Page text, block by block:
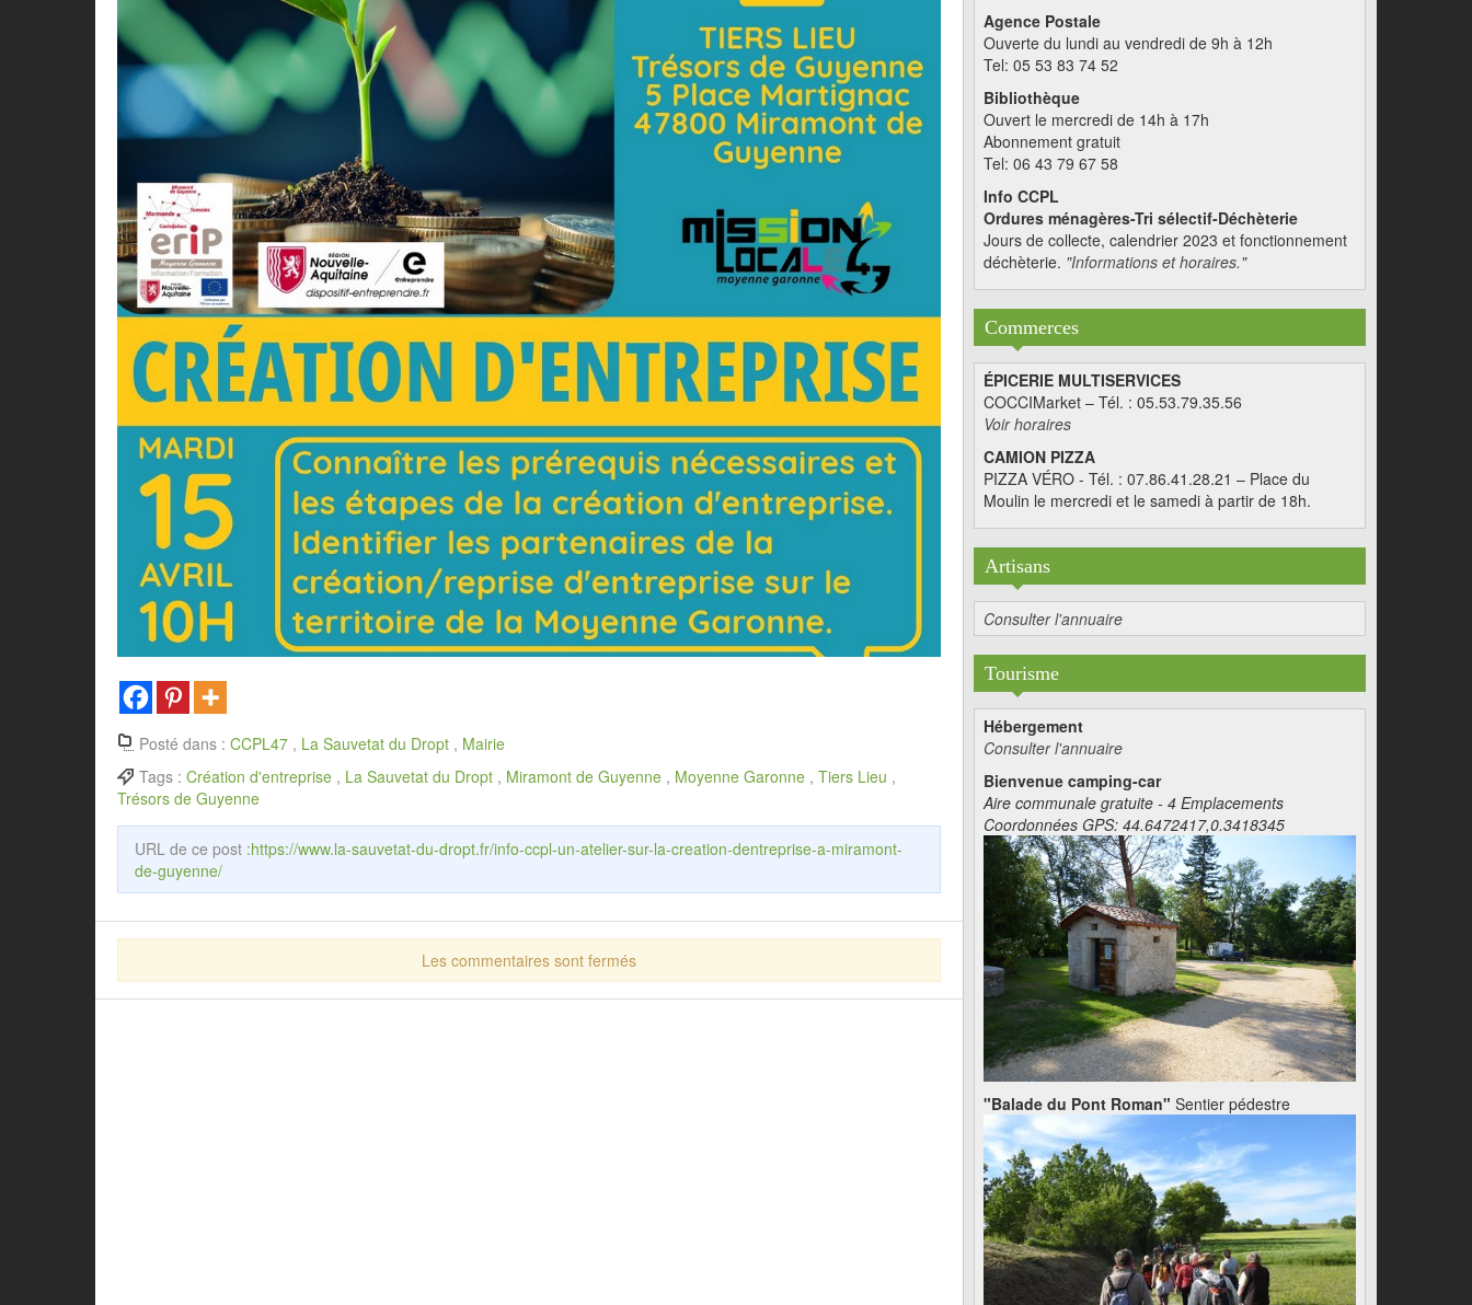
Posté dans : CCPL47 , La Sauvetat du Dropt , Mairie
Tags : Création d'entreprise , La Sauvetat du Dropt , Miramont de Guyenne , Moyenne Garonne , Tiers Lieu ,
Trésors de Guyenne
URL de ce post :https://www.la-sauvetat-du-dropt.fr/info-ccpl-un-atelier-sur-la-creation-dentreprise-a-miramont-
de-guyenne/
Les commentaires sont fermés
Agence Postale
Ouverte du lundi au vendredi de 9h à 12h
Tel: 05 53 83 74 52
Bibliothèque
Ouvert le mercredi de 14h à 17h
Abonnement gratuit
Tel: 06 43 79 67 58
Info CCPL
Ordures ménagères-Tri sélectif-Déchèterie
Jours de collecte, calendrier 2023 et fonctionnement
déchèterie. "Informations et horaires."
Commerces
ÉPICERIE MULTISERVICES
COCCIMarket – Tél. : 05.53.79.35.56
Voir horaires
CAMION PIZZA
PIZZA VÉRO - Tél. : 07.86.41.28.21 – Place du
Moulin le mercredi et le samedi à partir de 18h.
Artisans
Consulter l'annuaire
Tourisme
Hébergement
Consulter l'annuaire
Bienvenue camping-car
Aire communale gratuite - 4 Emplacements
Coordonnées GPS: 44.6472417,0.3418345
"Balade du Pont Roman" Sentier pédestre